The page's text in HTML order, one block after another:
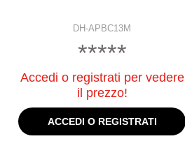
DH-APBC13M
*****
Accedi o registrati per vedere
il prezzo!
ACCEDI O REGISTRATI